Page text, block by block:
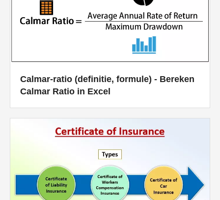
Calmar-ratio (definitie, formule) - Bereken
Calmar Ratio in Excel